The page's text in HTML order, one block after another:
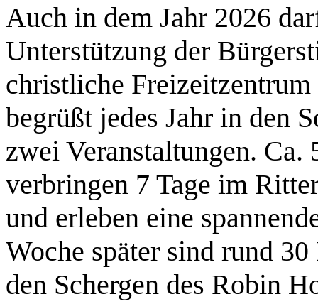
Auch in dem Jahr 2026
Unterstützung der
christliche
begrüßt jedes Jahr in den
zwei Veranstaltungen.
verbringen 7 Tage im
und erleben eine
Woche später sind rund
den Schergen des Robin